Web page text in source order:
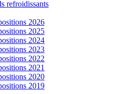
refroidissants
2026
2025
2024
2023
2022
2021
2020
2019